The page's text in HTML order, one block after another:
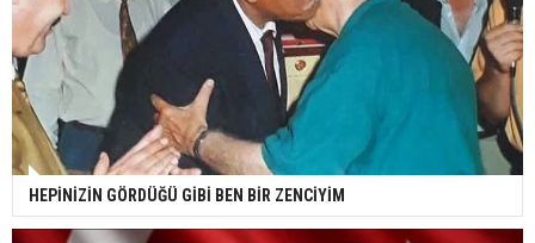
HEPİNİZİN GÖRDÜĞÜ GİBİ BEN BİR ZENCİYİM